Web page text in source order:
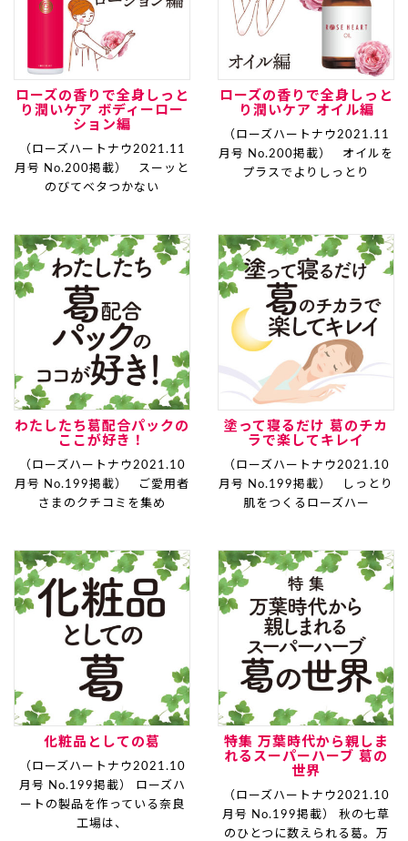
ローズの香りで全身しっと
り潤いケア ボディーロー
ション編
（ローズハートナウ2021.11
月号 No.200掲載） スーッと
のびてベタつかない
ローズの香りで全身しっと
り潤いケア オイル編
（ローズハートナウ2021.11
月号 No.200掲載） オイルを
プラスでよりしっとり
わたしたち葛配合パックの
ここが好き！
（ローズハートナウ2021.10
月号 No.199掲載） ご愛用者
さまのクチコミを集め
塗って寝るだけ 葛のチカ
ラで楽してキレイ
（ローズハートナウ2021.10
月号 No.199掲載） しっとり
肌をつくるローズハー
化粧品としての葛
（ローズハートナウ2021.10
月号 No.199掲載） ローズハ
ートの製品を作っている奈良
工場は、
特集 万葉時代から親しま
れるスーパーハーブ 葛の
世界
（ローズハートナウ2021.10
月号 No.199掲載） 秋の七草
のひとつに数えられる葛。万